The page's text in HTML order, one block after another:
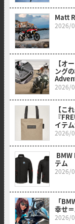
Matt
2026/
【オ
ング
2026/
【こ
『
イテ
2026/
BMW
テム
2026/
「
幸せ
2026/